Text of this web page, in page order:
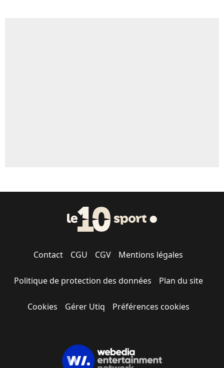
Contact CGU CGV Mentions légales
Politique de protection des données Plan du site
Cookies Gérer Utiq Préférences cookies